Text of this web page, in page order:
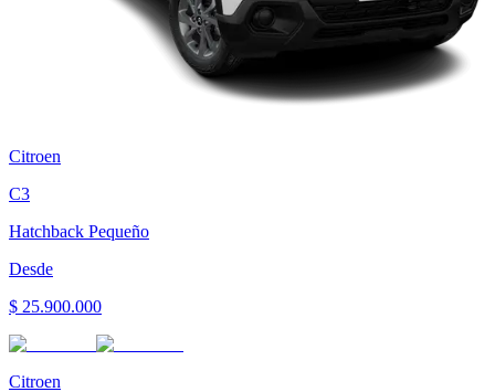
Citroen
C3
Hatchback Pequeño
Desde
$ 25.900.000
Citroen